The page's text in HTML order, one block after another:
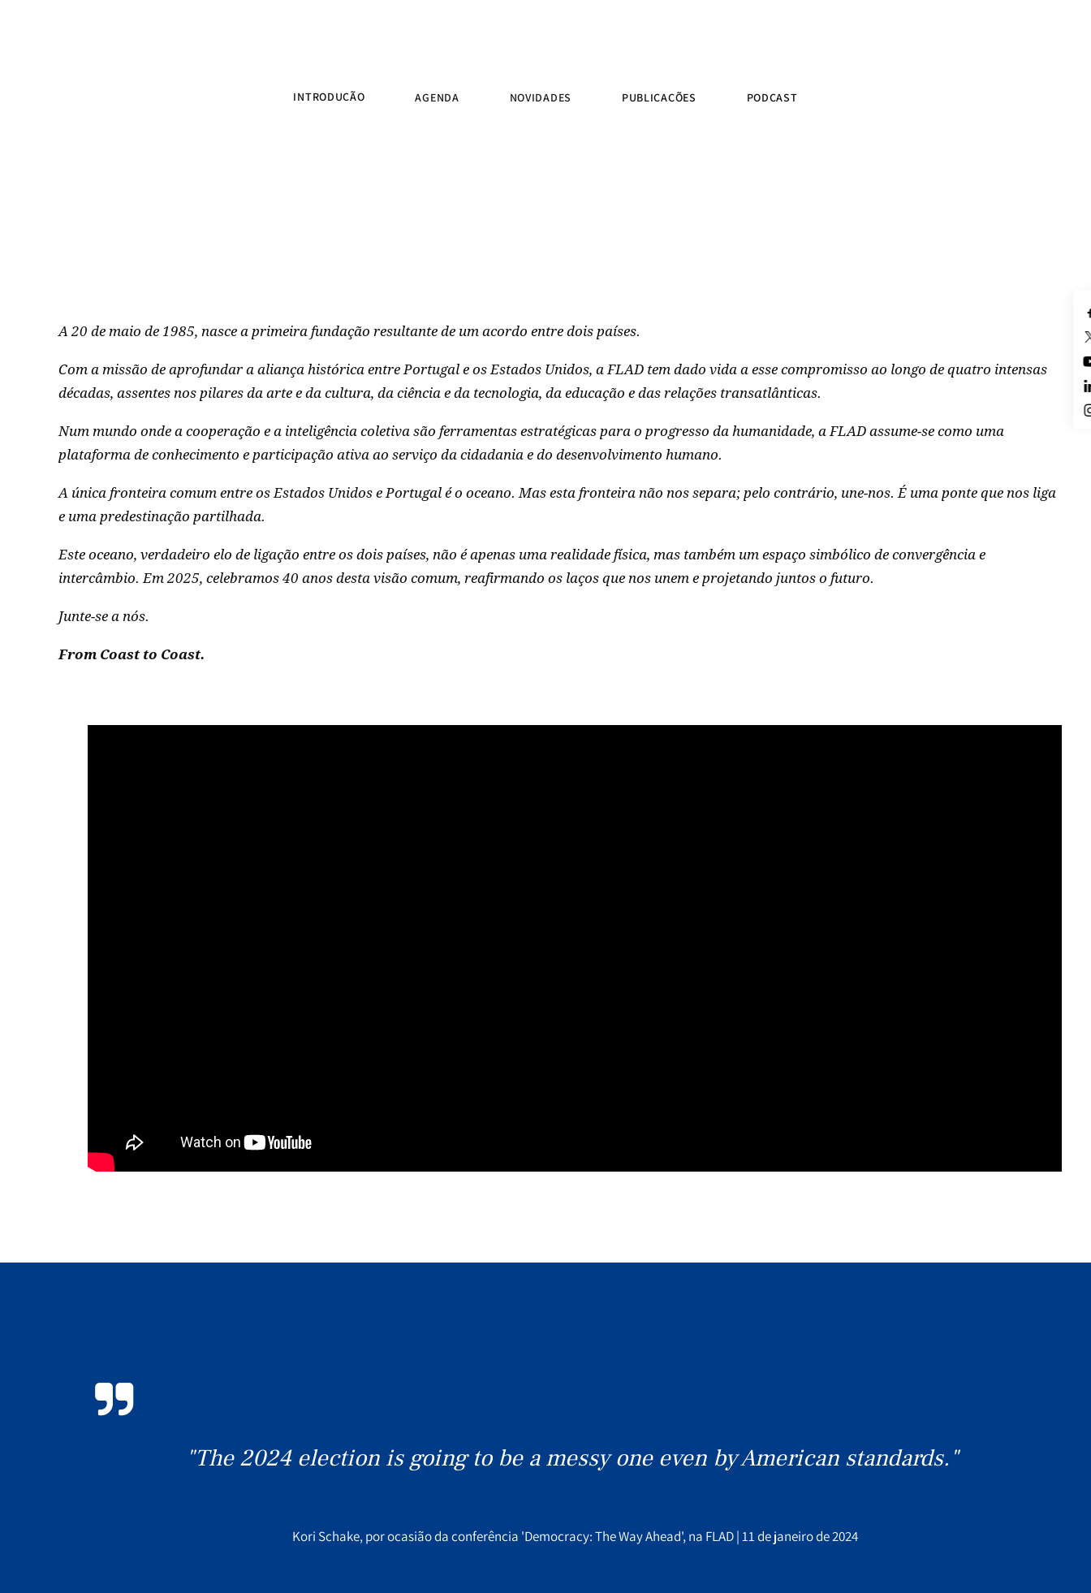
INTRODUÇÃO AGENDA NOVIDADES PUBLICAÇÕES PODCAST
A 20 de maio de 1985, nasce a primeira fundação resultante de um acordo entre dois países.
Com a missão de aprofundar a aliança histórica entre Portugal e os Estados Unidos, a FLAD tem dado vida a esse compromisso ao longo de quatro intensas
décadas, assentes nos pilares da arte e da cultura, da ciência e da tecnologia, da educação e das relações transatlânticas.
Num mundo onde a cooperação e a inteligência coletiva são ferramentas estratégicas para o progresso da humanidade, a FLAD assume-se como uma
plataforma de conhecimento e participação ativa ao serviço da cidadania e do desenvolvimento humano.
A única fronteira comum entre os Estados Unidos e Portugal é o oceano. Mas esta fronteira não nos separa; pelo contrário, une-nos. É uma ponte que nos liga
e uma predestinação partilhada.
Este oceano, verdadeiro elo de ligação entre os dois países, não é apenas uma realidade física, mas também um espaço simbólico de convergência e
intercâmbio. Em 2025, celebramos 40 anos desta visão comum, reafirmando os laços que nos unem e projetando juntos o futuro.
Junte-se a nós.
From Coast to Coast.
"The 2024 election is going to be a messy one even by American standards."
Kori Schake, por ocasião da conferência 'Democracy: The Way Ahead', na FLAD | 11 de janeiro de 2024